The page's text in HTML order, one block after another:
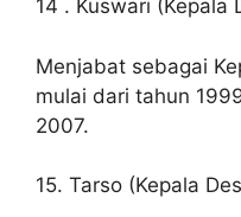
14 . Kuswari (Kepala
Menjabat sebagai
mulai dari tahun
2007.
15. Tarso (Kepala